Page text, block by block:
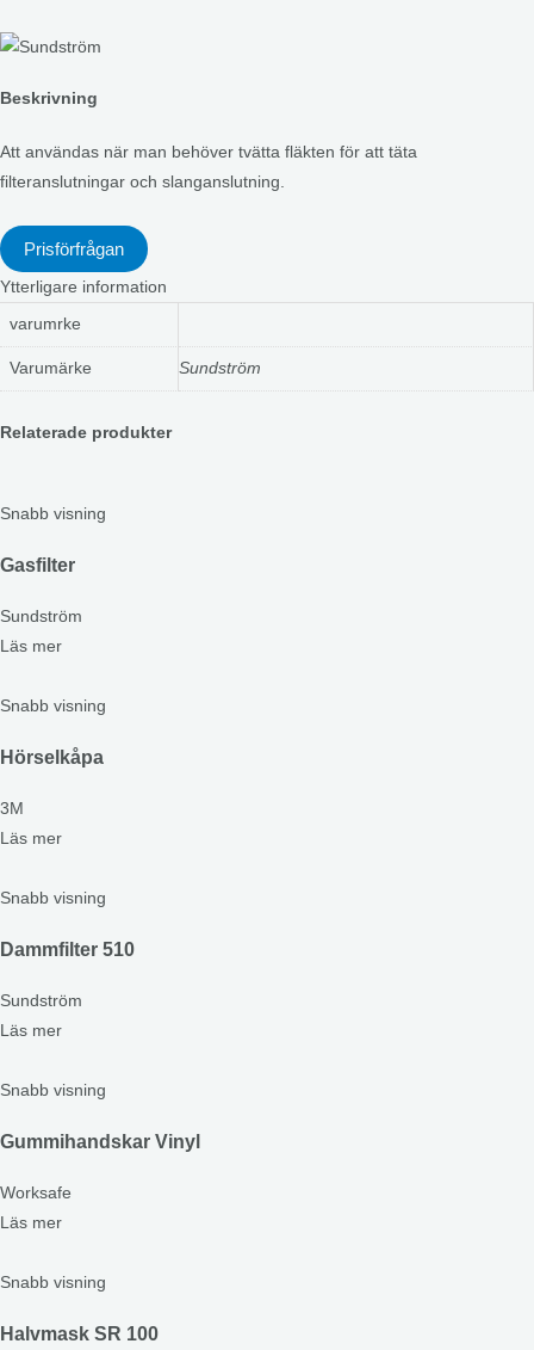
Beskrivning
Att användas när man behöver tvätta fläkten för att täta
filteranslutningar och slanganslutning.
Prisförfrågan
Ytterligare information
varumrke
Varumärke Sundström
Relaterade produkter
Snabb visning
Gasfilter
Sundström
Läs mer
Snabb visning
Hörselkåpa
3M
Läs mer
Snabb visning
Dammfilter 510
Sundström
Läs mer
Snabb visning
Gummihandskar Vinyl
Worksafe
Läs mer
Snabb visning
Halvmask SR 100